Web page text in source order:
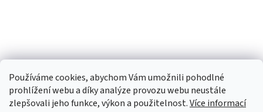
Používáme cookies, abychom Vám umožnili pohodlné
prohlížení webu a díky analýze provozu webu neustále
zlepšovali jeho funkce, výkon a použitelnost.Více informací